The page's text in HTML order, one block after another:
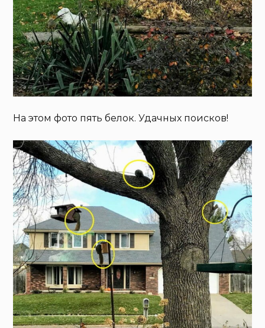
На этом фото пять белок. Удачных поисков!